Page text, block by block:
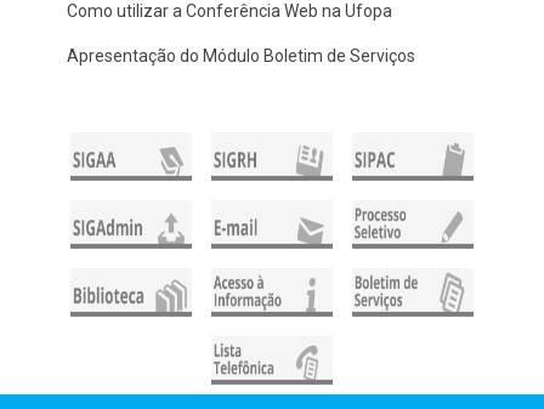
Como utilizar a Conferência Web na Ufopa
Apresentação do Módulo Boletim de Serviços